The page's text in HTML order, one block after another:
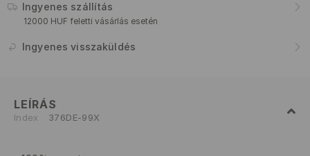
Ingyenes szállítás
12000 HUF feletti vásárlás esetén
Ingyenes visszaküldés
LEÍRÁS
Index 376DE-99X